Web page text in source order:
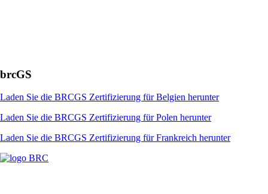
brcGS
Laden Sie die BRCGS Zertifizierung für Belgien herunter
Laden Sie die BRCGS Zertifizierung für Polen herunter
Laden Sie die BRCGS Zertifizierung für Frankreich herunter